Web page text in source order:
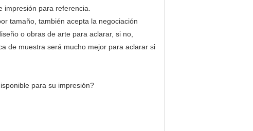
para referencia.
tamaño, también acepta la negociación
o obras de arte para aclarar, si no,
de muestra será mucho mejor para aclarar si
para su impresión?